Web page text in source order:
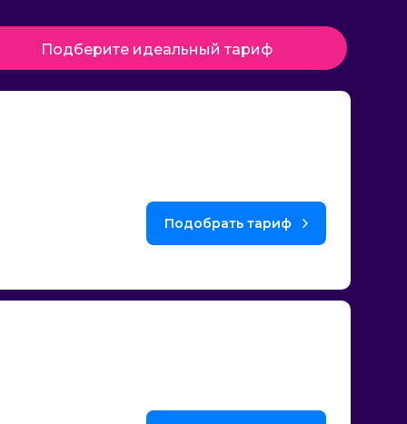
Подберите идеальный тариф